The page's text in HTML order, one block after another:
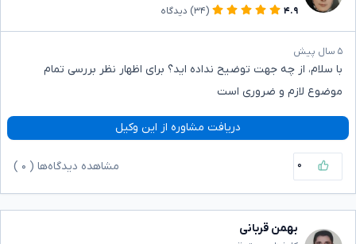
۴.۹
(۳۴) دیدگاه
۵ سال پیش
با سلام، از چه جهت توضیح نداده اید؟ برای اظهار نظر بررسی تمام
موضوع لازم و ضروری است
دریافت مشاوره از این وکیل
۰ مشاهده دیدگاه‌ها ( ۰
بهمن قربانی